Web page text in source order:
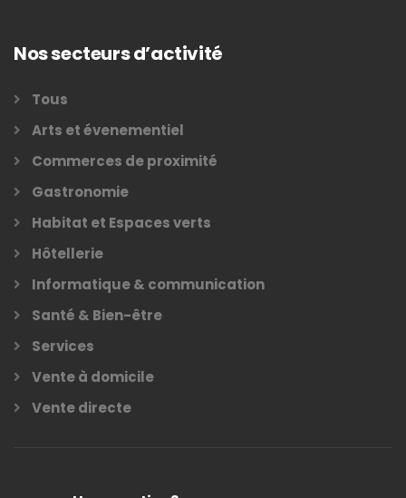
Nos secteurs d’activité
Tous
Arts et évenementiel
Commerces de proximité
Gastronomie
Habitat et Espaces verts
Hôtellerie
Informatique & communication
Santé & Bien-être
Services
Vente à domicile
Vente directe